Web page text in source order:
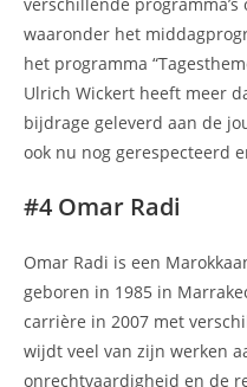
waaronder het
het programma
Ulrich Wickert heeft meer
bijdrage geleverd aan de
ook nu nog gerespecteerd
#4 Omar Radi
Omar Radi is een
geboren in 1985 in
carrière in 2007 met
wijdt veel van zijn werken
onrechtvaardigheid en de